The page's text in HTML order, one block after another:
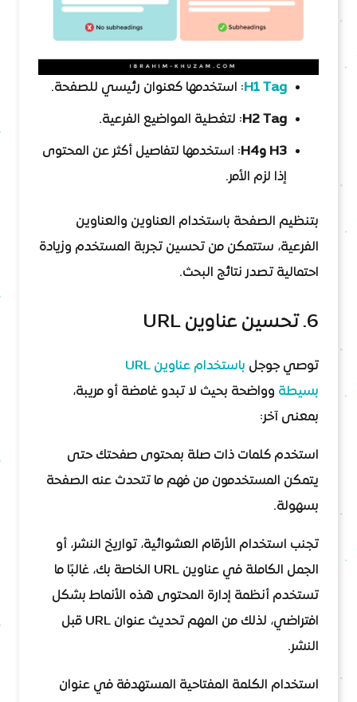
H1 Tag: استخدمها كعنوان رئيسي للصفحة.
H2 Tag: لتغطية المواضيع الفرعية.
H3 وH4
: استخدمها لتفاصيل أكثر عن المحتوى
إذا لزم الأمر.
بتنظيم الصفحة باستخدام العناوين والعناوين
الفرعية، ستتمكن من تحسين تجربة المستخدم وزيادة
احتمالية تصدر نتائج البحث.
6. تحسين عناوين URL
توصي جوجل
باستخدام عناوين URL
بسيطة وواضحة بحيث لا تبدو غامضة أو مريبة،
بمعنى آخر:
استخدم كلمات ذات صلة بمحتوى صفحتك حتى
يتمكن المستخدمون من فهم ما تتحدث عنه الصفحة
بسهولة.
تجنب استخدام الأرقام العشوائية، تواريخ النشر، أو
الجمل الكاملة في عناوين URL الخاصة بك، غالبًا ما
تستخدم أنظمة إدارة المحتوى هذه الأنماط بشكل
افتراضي، لذلك من المهم تحديث عنوان URL قبل
النشر.
استخدام الكلمة المفتاحية المستهدفة في عنوان